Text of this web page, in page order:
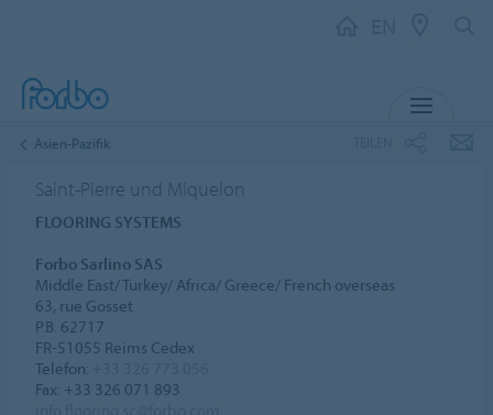
Asien-Pazifik
Saint-Pierre und Miquelon
FLOORING SYSTEMS
Forbo Sarlino SAS
Middle East/ Turkey/ Africa/ Greece/ French overseas
63, rue Gosset
P.B. 62717
FR-51055 Reims Cedex
Telefon:
Fax: +33 326 071 893